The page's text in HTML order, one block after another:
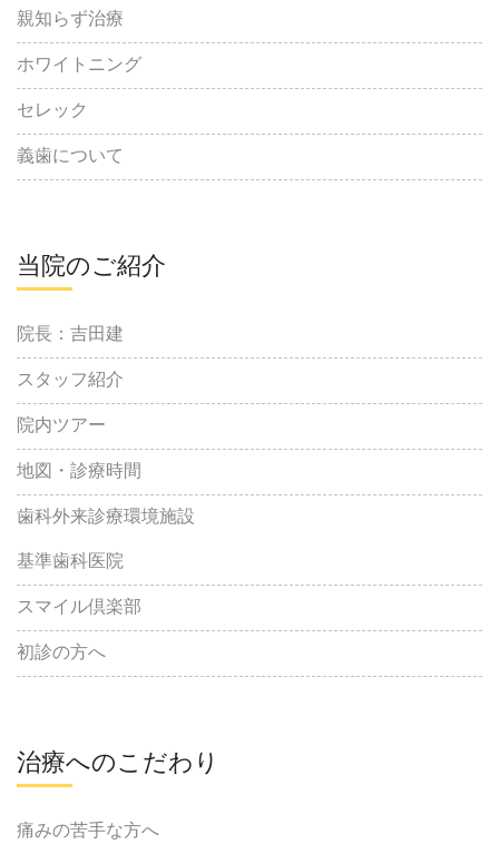
親知らず治療
ホワイトニング
セレック
義歯について
当院のご紹介
院長：吉田建
スタッフ紹介
院内ツアー
地図・診療時間
歯科外来診療環境施設
基準歯科医院
スマイル倶楽部
初診の方へ
治療へのこだわり
痛みの苦手な方へ